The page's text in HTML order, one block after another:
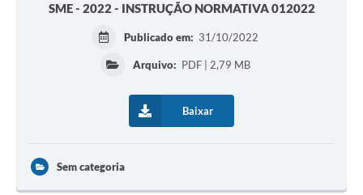
SME - 2022 - INSTRUÇÃO NORMATIVA 012022
Publicado em: 31/10/2022
Arquivo: PDF | 2,79 MB
Baixar
Sem categoria